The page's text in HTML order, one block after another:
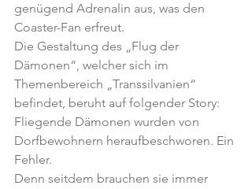
genügend Adrenalin aus, was den
Coaster-Fan erfreut.
Die Gestaltung des „Flug der
Dämonen“, welcher sich im
Themenbereich „Transsilvanien“
befindet, beruht auf folgender Story:
Fliegende Dämonen wurden von
Dorfbewohnern heraufbeschworen. Ein
Fehler.
Denn seitdem brauchen sie immer